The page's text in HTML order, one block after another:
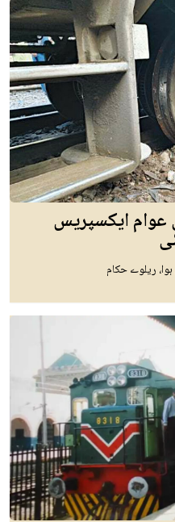
عوام ایکسپریس
ریلوے حکام